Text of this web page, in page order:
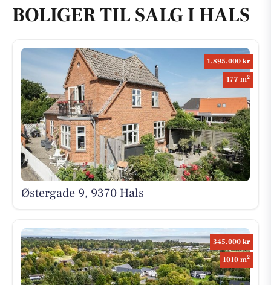
BOLIGER TIL SALG I HALS
1.895.000 kr
177 m2
Østergade 9, 9370 Hals
345.000 kr
1010 m2